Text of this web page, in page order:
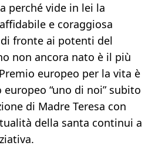
perché vide in lei la
e coraggiosa
di fronte ai potenti del
non ancora nato è il più
europeo per la vita è
“uno di noi” subito
di Madre Teresa con
della santa continui a